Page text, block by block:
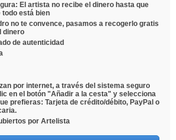
El artista no recibe el dinero hasta que
está bien
no te convence, pasamos a recogerlo gratis
dinero
de autenticidad
por internet, a través del sistema seguro
en el botón "Añadir a la cesta" y selecciona
prefieras: Tarjeta de crédito/débito, PayPal o
por Artelista